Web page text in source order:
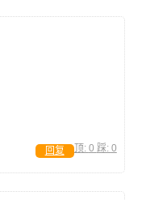
顶: 0 踩: 0
回复